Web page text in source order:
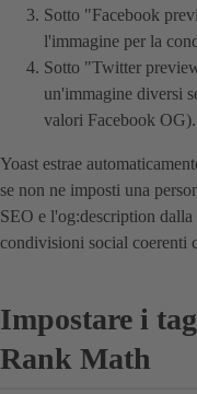
Sotto "Facebook
l'immagine per la
Sotto "Twitter
un'immagine diversi
valori Facebook OG).
Yoast estrae
se non ne imposti una
SEO e l'og:description
condivisioni social coerenti
Impostare i
Rank Math